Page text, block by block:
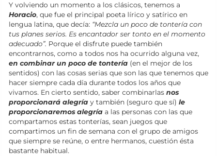
Y volviendo un momento a los clásicos, tenemos a
Horacio, que fue el principal poeta lírico y satírico en
lengua latina, que decía: “Mezcla un poco de tontería con
tus planes serios. Es encantador ser tonto en el momento
adecuado”. Porque el disfrute puede también
encontrarnos, como a todos nos ha ocurrido alguna vez,
en combinar un poco de tontería (en el mejor de los
sentidos) con las cosas serias que son las que tenemos que
hacer siempre cada día durante todos los años que
vivamos. En cierto sentido, saber combinarlas nos
proporcionará alegría y también (seguro que sí) le
proporcionaremos alegría a las personas con las que
compartamos estas tonterías, sean juegos que
compartimos un fin de semana con el grupo de amigos
que siempre se reúne, o entre hermanos, cuestión ésta
bastante habitual.